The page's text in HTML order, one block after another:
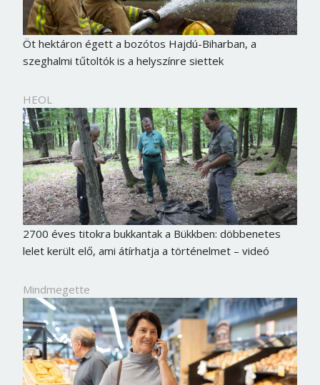
Öt hektáron égett a bozótos Hajdú-Biharban, a
szeghalmi tűtoltók is a helyszínre siettek
HEOL
2700 éves titokra bukkantak a Bükkben: döbbenetes
lelet került elő, ami átírhatja a történelmet – videó
Mindmegette